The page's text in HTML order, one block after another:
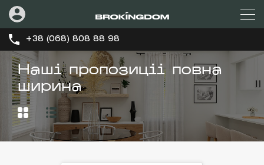
+38 (068) 808 88 98
Наші пропозиціі повна
ширина